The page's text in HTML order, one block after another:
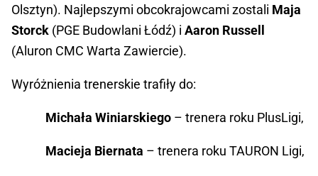
Olsztyn). Najlepszymi obcokrajowcami zostali Maja
Storck (PGE Budowlani Łódź) i Aaron Russell
(Aluron CMC Warta Zawiercie).
Wyróżnienia trenerskie trafiły do:
Michała Winiarskiego – trenera roku PlusLigi,
Macieja Biernata – trenera roku TAURON Ligi,